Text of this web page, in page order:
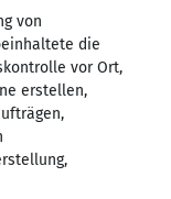
von
die
vor Ort,
erstellen,